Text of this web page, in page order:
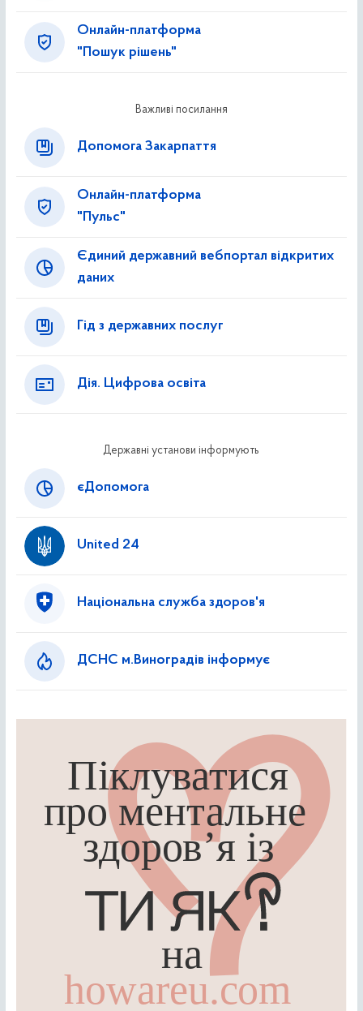
Онлайн-платформа
"Пошук рішень"
Важливі посилання
Допомога Закарпаття
Онлайн-платформа
"Пульс"
Єдиний державний вебпортал відкритих
даних
Гід з державних послуг
Дія. Цифрова освіта
Державні установи інформують
єДопомога
United 24
Національна служба здоров'я
ДСНС м.Виноградів інформує